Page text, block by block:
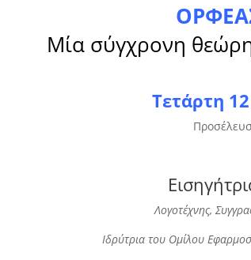
Μία σύγχρονη
Τετάρτη
Λογοτέχνης,
Ιδρύτρια του Ομίλου